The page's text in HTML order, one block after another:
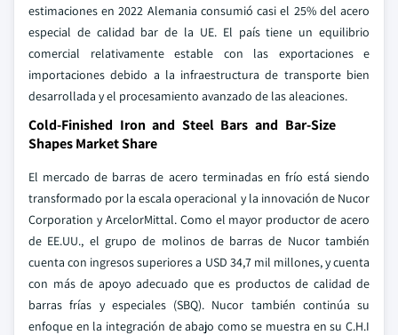
estimaciones en 2022 Alemania consumió casi el 25% del acero
especial de calidad bar de la UE. El país tiene un equilibrio
comercial relativamente estable con las exportaciones e
importaciones debido a la infraestructura de transporte bien
desarrollada y el procesamiento avanzado de las aleaciones.
Cold-Finished Iron and Steel Bars and Bar-Size
Shapes Market Share
El mercado de barras de acero terminadas en frío está siendo
transformado por la escala operacional y la innovación de Nucor
Corporation y ArcelorMittal. Como el mayor productor de acero
de EE.UU., el grupo de molinos de barras de Nucor también
cuenta con ingresos superiores a USD 34,7 mil millones, y cuenta
con más de apoyo adecuado que es productos de calidad de
barras frías y especiales (SBQ). Nucor también continúa su
enfoque en la integración de abajo como se muestra en su C.H.I